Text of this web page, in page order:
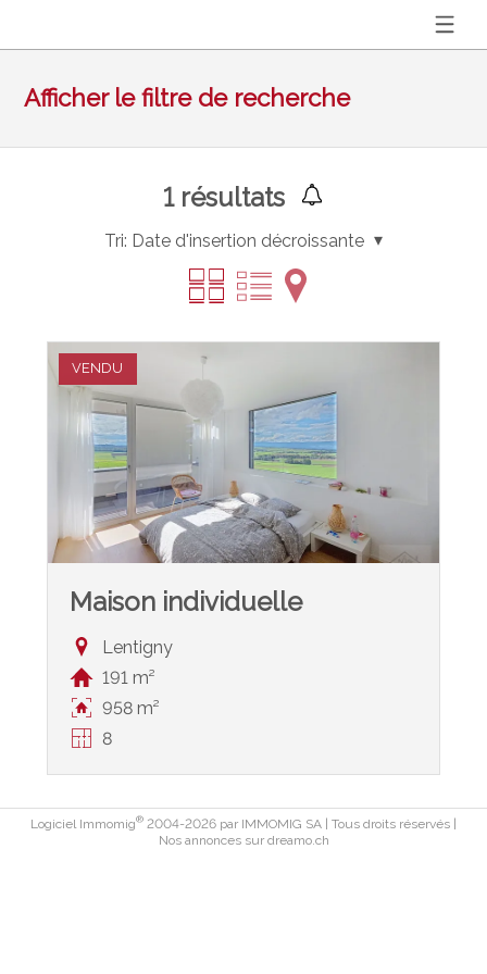
Afficher le filtre de recherche
1résultats
Tri: Date d'insertion décroissante
VENDU
Maison individuelle
Lentigny
191 m²
958 m²
8
Logiciel Immomig® 2004-2026 par IMMOMIG SA | Tous droits réservés |
Nos annonces sur dreamo.ch